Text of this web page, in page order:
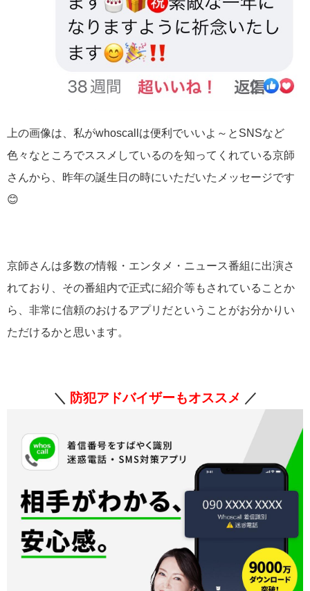
上の画像は、私がwhoscallは便利でいいよ～とSNSなど
色々なところでススメしているのを知ってくれている京師
さんから、昨年の誕生日の時にいただいたメッセージです
😊
京師さんは多数の情報・エンタメ・ニュース番組に出演さ
れており、その番組内で正式に紹介等もされていることか
ら、非常に信頼のおけるアプリだということがお分かりい
ただけるかと思います。
＼ 防犯アドバイザーもオススメ ／